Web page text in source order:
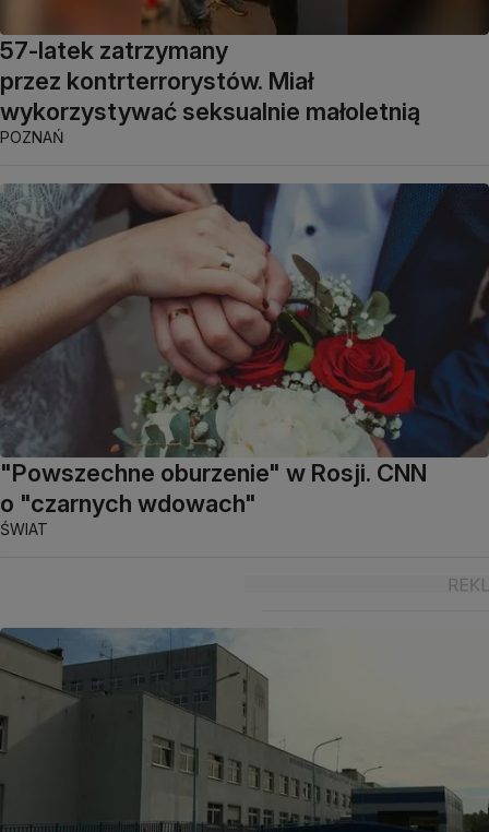
57-latek zatrzymany
przez kontrterrorystów. Miał
wykorzystywać seksualnie małoletnią
POZNAŃ
"Powszechne oburzenie" w Rosji. CNN
o "czarnych wdowach"
ŚWIAT